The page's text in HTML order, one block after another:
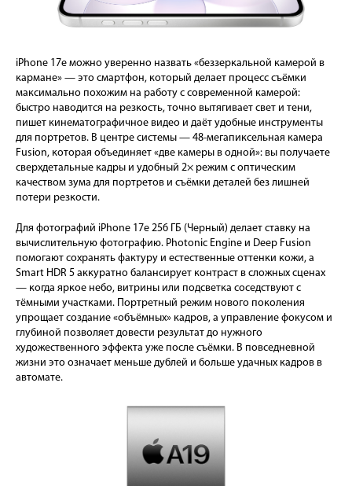
iPhone 17e можно уверенно назвать «беззеркальной камерой в
кармане» — это смартфон, который делает процесс съёмки
максимально похожим на работу с современной камерой:
быстро наводится на резкость, точно вытягивает свет и тени,
пишет кинематографичное видео и даёт удобные инструменты
для портретов. В центре системы — 48-мегапиксельная камера
Fusion, которая объединяет «две камеры в одной»: вы получаете
сверхдетальные кадры и удобный 2× режим с оптическим
качеством зума для портретов и съёмки деталей без лишней
потери резкости.
Для фотографий iPhone 17e 256 ГБ (Черный) делает ставку на
вычислительную фотографию. Photonic Engine и Deep Fusion
помогают сохранять фактуру и естественные оттенки кожи, а
Smart HDR 5 аккуратно балансирует контраст в сложных сценах
— когда яркое небо, витрины или подсветка соседствуют с
тёмными участками. Портретный режим нового поколения
упрощает создание «объёмных» кадров, а управление фокусом и
глубиной позволяет довести результат до нужного
художественного эффекта уже после съёмки. В повседневной
жизни это означает меньше дублей и больше удачных кадров в
автомате.